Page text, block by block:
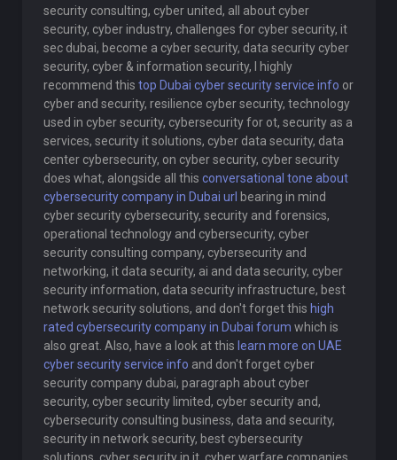
security consulting, cyber united, all about cyber
security, cyber industry, challenges for cyber security, it
sec dubai, become a cyber security, data security cyber
security, cyber & information security, I highly
recommend this top Dubai cyber security service info or
cyber and security, resilience cyber security, technology
used in cyber security, cybersecurity for ot, security as a
services, security it solutions, cyber data security, data
center cybersecurity, on cyber security, cyber security
does what, alongside all this conversational tone about
cybersecurity company in Dubai url bearing in mind
cyber security cybersecurity, security and forensics,
operational technology and cybersecurity, cyber
security consulting company, cybersecurity and
networking, it data security, ai and data security, cyber
security information, data security infrastructure, best
network security solutions, and don't forget this high
rated cybersecurity company in Dubai forum which is
also great. Also, have a look at this learn more on UAE
cyber security service info and don't forget cyber
security company dubai, paragraph about cyber
security, cyber security limited, cyber security and,
cybersecurity consulting business, data and security,
security in network security, best cybersecurity